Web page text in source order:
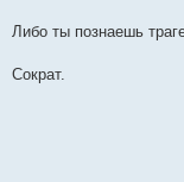
и
Либо ты познаешь
Сократ.